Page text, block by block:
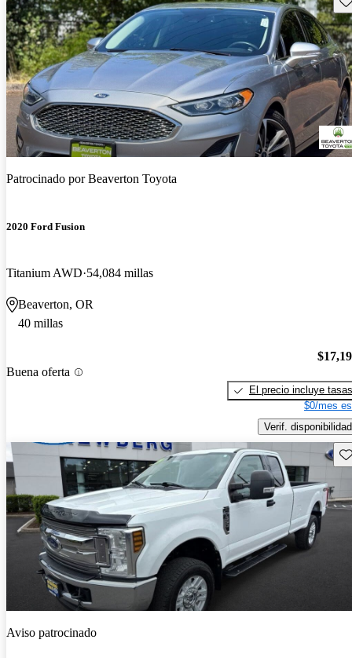
Patrocinado porBeaverton Toyota
2020 Ford Fusion
Titanium AWD 54,084 millas
Beaverton, OR
40 millas
Buena oferta
El precio incluye tasas
$0/mes
Verif. disponibilidad
Aviso patrocinado